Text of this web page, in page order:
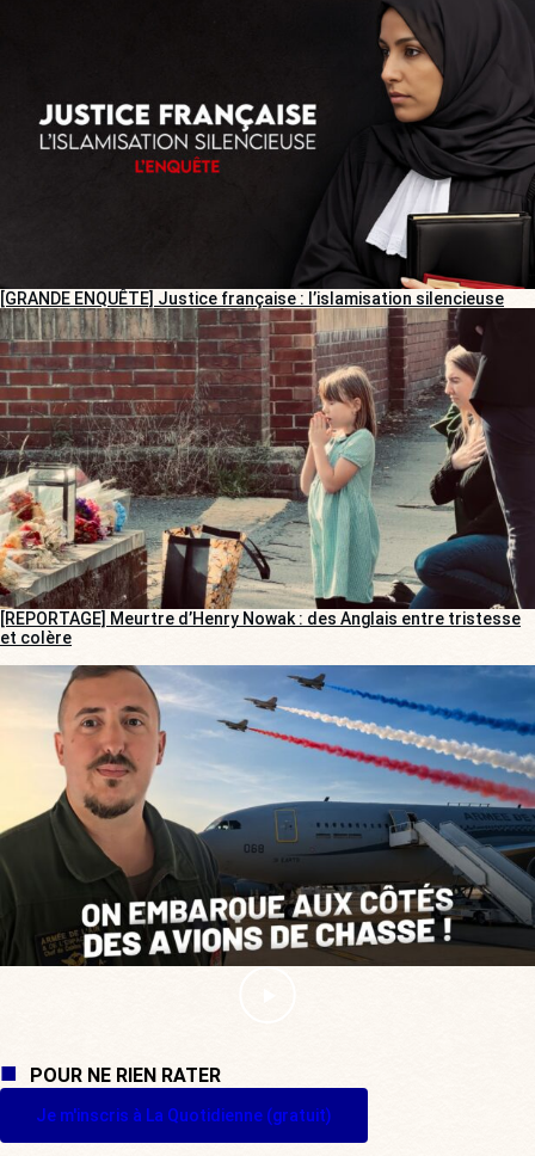
[GRANDE ENQUÊTE] Justice française : l’islamisation silencieuse
[REPORTAGE] Meurtre d’Henry Nowak : des Anglais entre tristesse
et colère
POUR NE RIEN RATER
Je m'inscris à La Quotidienne (gratuit)